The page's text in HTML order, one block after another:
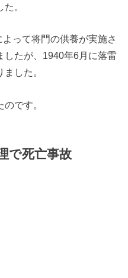
。
って将門の供養が実施さ
したが、1940年6月に落雷
した。
です。
で死亡事故